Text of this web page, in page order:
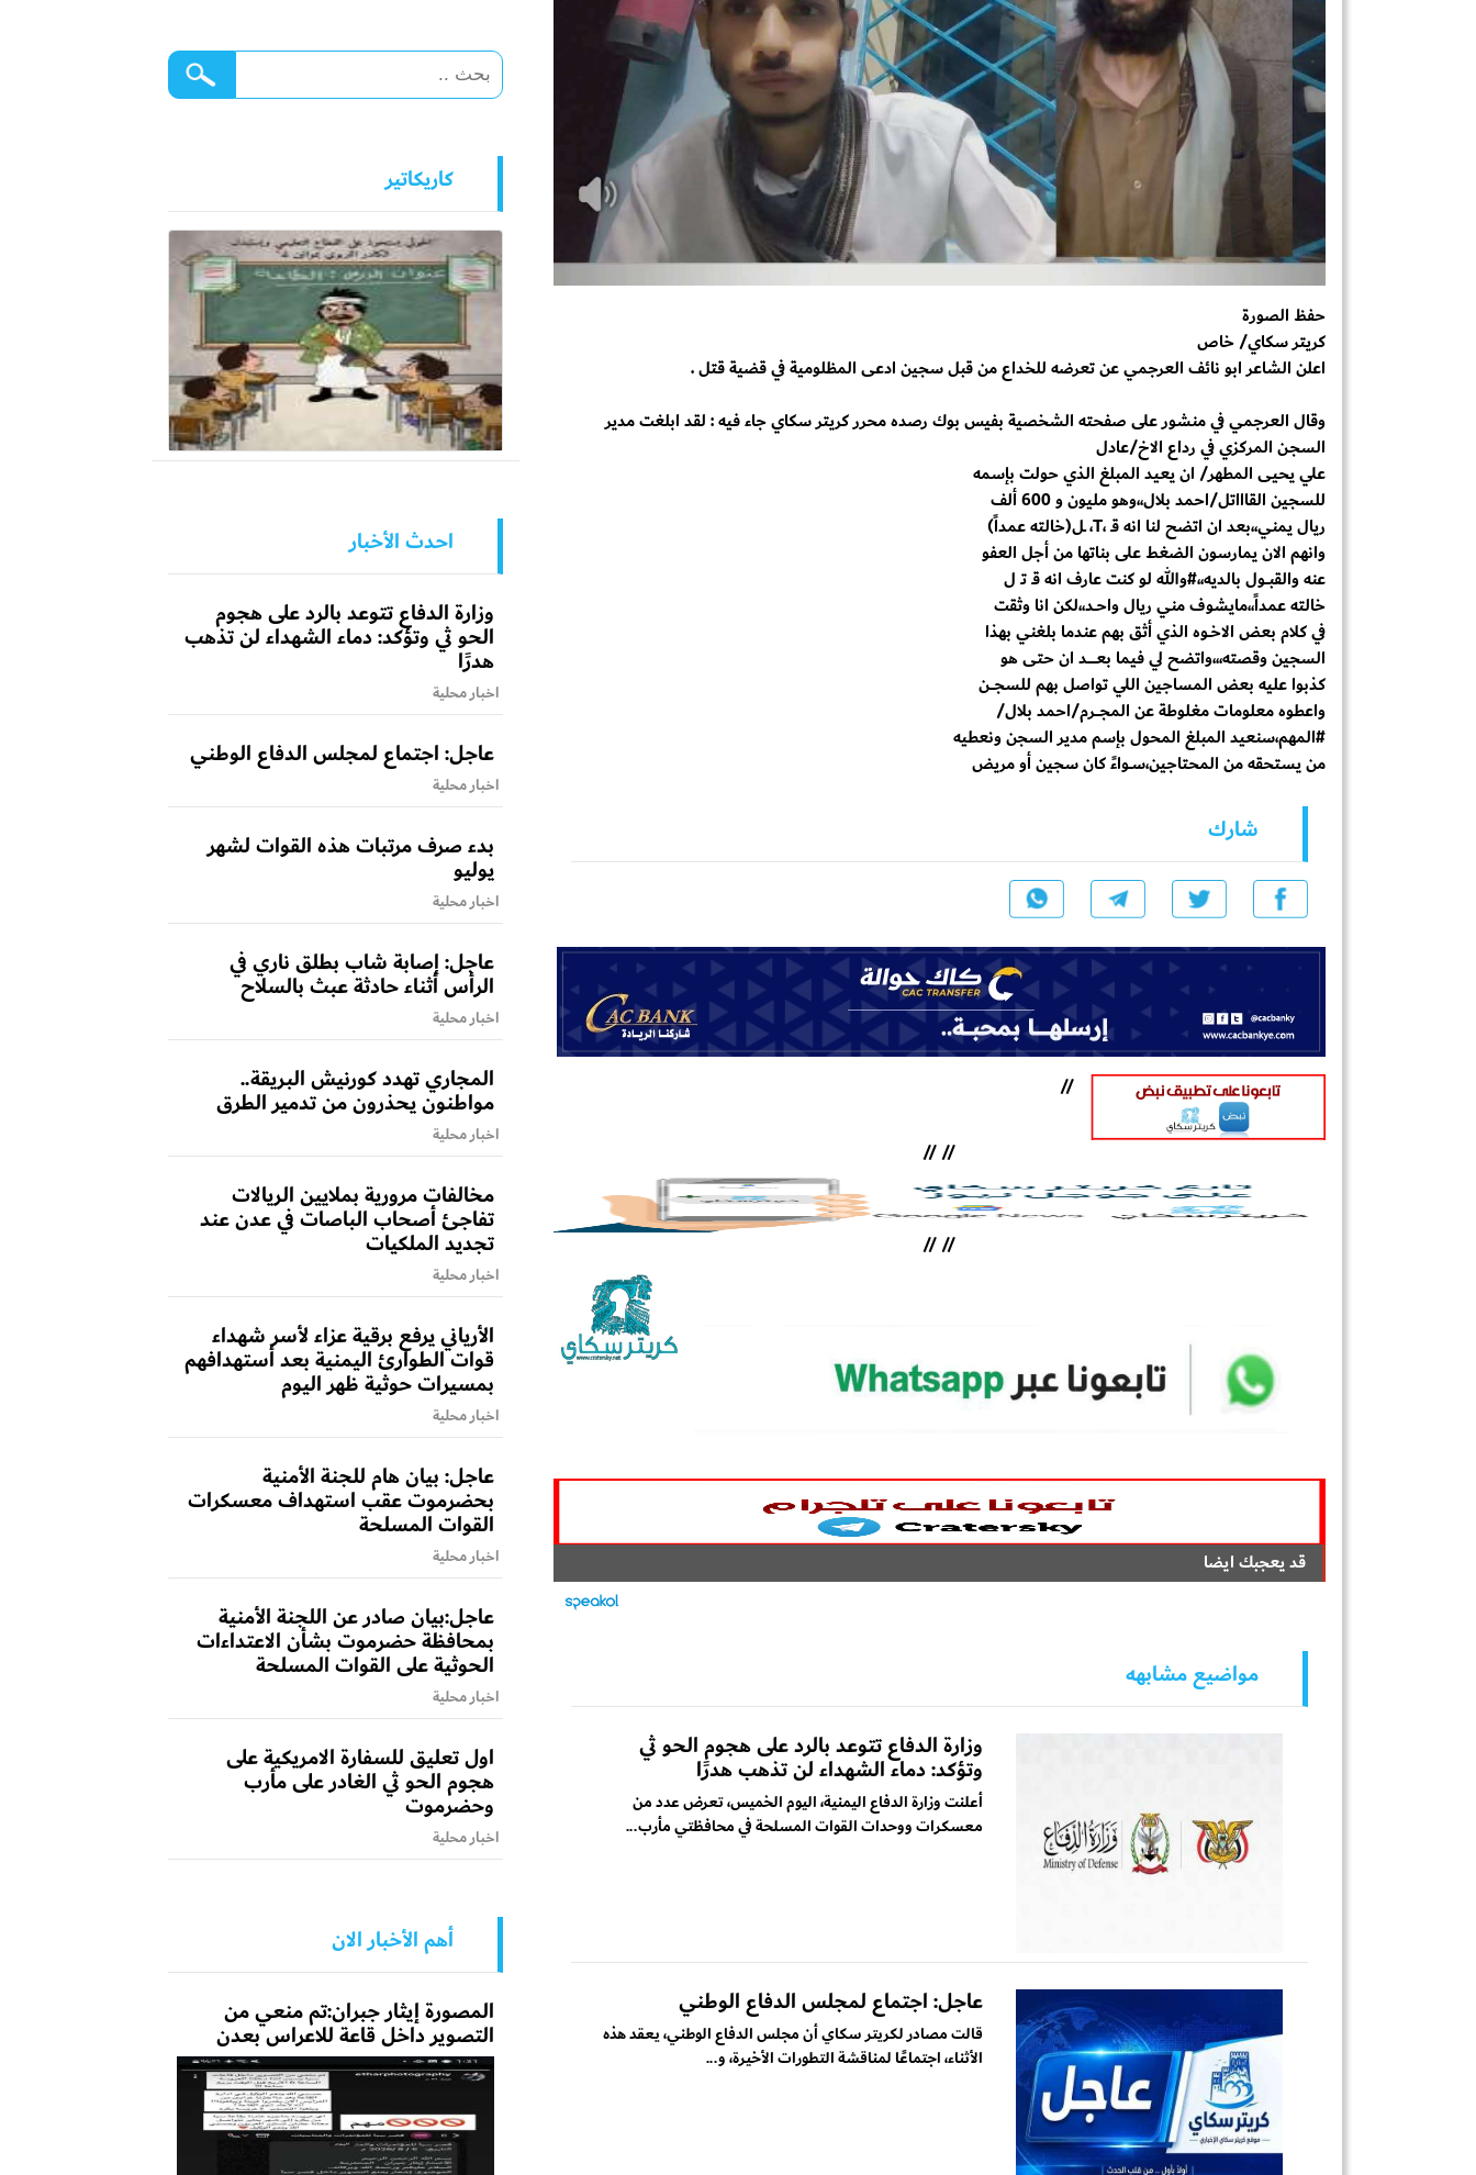
حفظ الصورة
كريتر سكاي/ خاص
اعلن الشاعر ابو نائف العرجمي عن تعرضه للخداع من قبل سجين ادعى المظلومية في قضية قتل .
وقال العرجمي في منشور على صفحته الشخصية بفيس بوك رصده محرر كريتر سكاي جاء فيه : لقد ابلغت مدير
السجـن المركزي في رداع الاخ/عادل
علي يحيى المطهر/ ان يعيد المبلغ الذي حولت بإسمه
للسجين القاااتل/احمد بلال،،وهو مليون و 600 ألف
ريال يمني،،بعد ان اتضح لنا انه قـ ،T، ـل(خالته عمداً)
وانهم الان يمارسون الضغط على بناتها من أجل العفو
عنه والقبـــول بالديه،،#والله لو كنت عارف انه قـ تـ ل
خالته عمداً،،مايشوف مني ريال واحــد،،لكن انا وثقت
في كلام بعض الاخــوه الذي أثق بهم عندما بلغني بهذا
السجين وقصته،،،واتضح لي فيما بعــــــــد ان حتى هو
كذبوا عليه بعض المساجين اللي تواصل بهم للسجــــن
واعطوه معلومات مغلوطة عن المجــــرم/احمد بلال/
#المهم،سنعيد المبلغ المحول بإسم مدير السجن ونعطيه
من يستحقه من المحتاجين،ســواءً كان سجين أو مريض
شارك
//
//
//
//
//
قد يعجبك ايضا
مواضيع مشابهه
وزارة الدفاع تتوعد بالرد على هجوم الحو ثي
وتؤكد: دماء الشهداء لن تذهب هدرًا
أعلنت وزارة الدفاع اليمنية، اليوم الخميس، تعرض عدد من
معسكرات ووحدات القوات المسلحة في محافظتي مأرب...
عاجل: اجتماع لمجلس الدفاع الوطني
قالت مصادر لكريتر سكاي أن مجلس الدفاع الوطني، يعقد هذه
الأثناء، اجتماعًا لمناقشة التطورات الأخيرة، و...
كاريكاتير
احدث الأخبار
وزارة الدفاع تتوعد بالرد على هجوم
الحو ثي وتؤكد: دماء الشهداء لن تذهب
هدرًا
اخبار محلية
عاجل: اجتماع لمجلس الدفاع الوطني
اخبار محلية
بدء صرف مرتبات هذه القوات لشهر
يوليو
اخبار محلية
عاجل: إصابة شاب بطلق ناري في
الرأس أثناء حادثة عبث بالسلاح
اخبار محلية
المجاري تهدد كورنيش البريقة..
مواطنون يحذرون من تدمير الطرق
اخبار محلية
مخالفات مرورية بملايين الريالات
تفاجئ أصحاب الباصات في عدن عند
تجديد الملكيات
اخبار محلية
الأرياني يرفع برقية عزاء لأسر شهداء
قوات الطوارئ اليمنية بعد أستهدافهم
بمسيرات حوثية ظهر اليوم
اخبار محلية
عاجل: بيان هام للجنة الأمنية
بحضرموت عقب استهداف معسكرات
القوات المسلحة
اخبار محلية
عاجل:بيان صادر عن اللجنة الأمنية
بمحافظة حضرموت بشأن الاعتداءات
الحوثية على القوات المسلحة
اخبار محلية
اول تعليق للسفارة الامريكية على
هجوم الحو ثي الغادر على مأرب
وحضرموت
اخبار محلية
أهم الأخبار الان
المصورة إيثار جبران:تم منعي من
التصوير داخل قاعة للاعراس بعدن